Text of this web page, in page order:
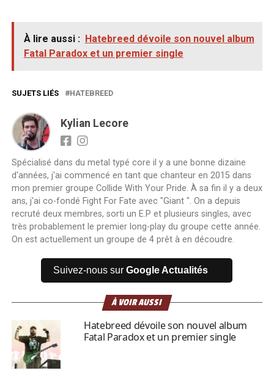
À lire aussi : Hatebreed dévoile son nouvel album
Fatal Paradox et un premier single
SUJETS LIÉS HATEBREED
Kylian Lecore
Spécialisé dans du metal typé core il y a une bonne dizaine
d'années, j'ai commencé en tant que chanteur en 2015 dans
mon premier groupe Collide With Your Pride. À sa fin il y a deux
ans, j'ai co-fondé Fight For Fate avec "Giant ". On a depuis
recruté deux membres, sorti un E.P et plusieurs singles, avec
très probablement le premier long-play du groupe cette année.
On est actuellement un groupe de 4 prêt à en découdre.
Suivez-nous surGoogle Actualités
À VOIR AUSSI
Hatebreed dévoile son nouvel album
Fatal Paradox et un premier single